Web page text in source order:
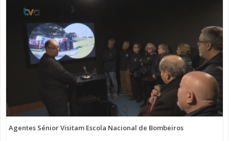
Agentes Sénior Visitam Escola Nacional de Bombeiros